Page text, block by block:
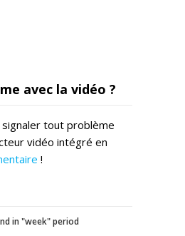
avec la vidéo ?
tout problème
vidéo intégré en
!
in "week" period